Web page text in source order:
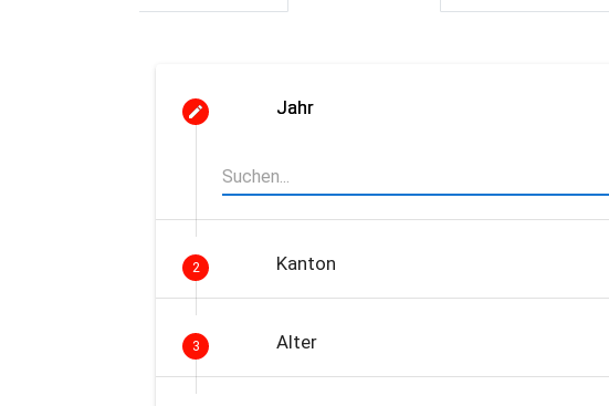
Jahr
2 Kanton
3 Alter